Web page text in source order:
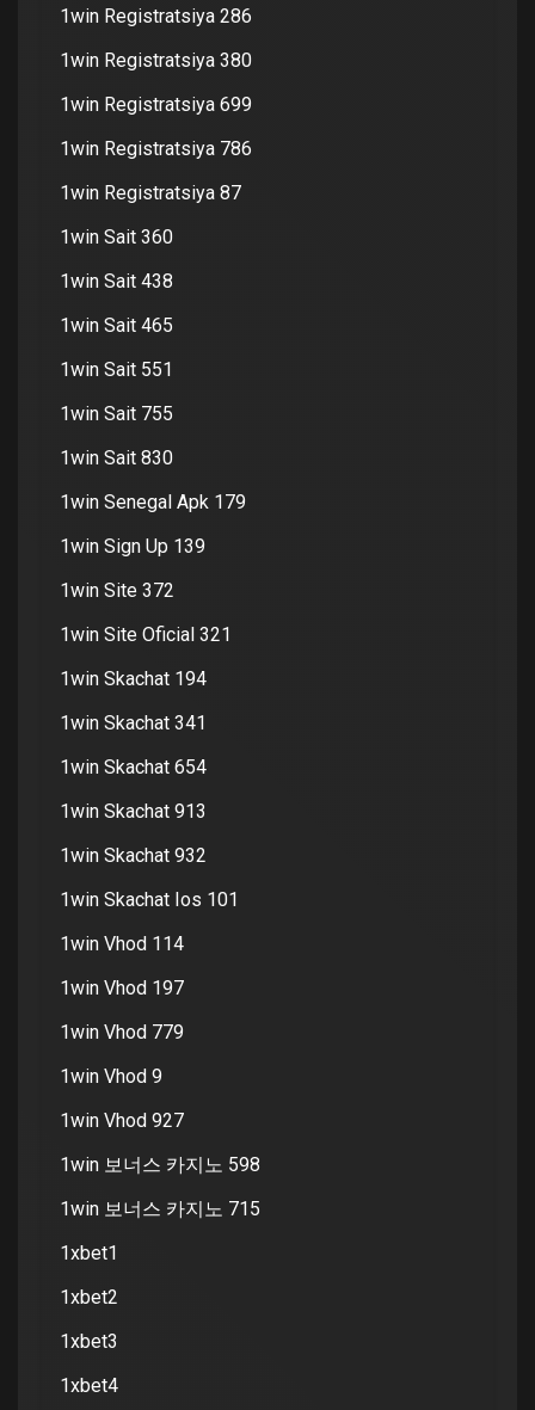
1win Registratsiya 286
1win Registratsiya 380
1win Registratsiya 699
1win Registratsiya 786
1win Registratsiya 87
1win Sait 360
1win Sait 438
1win Sait 465
1win Sait 551
1win Sait 755
1win Sait 830
1win Senegal Apk 179
1win Sign Up 139
1win Site 372
1win Site Oficial 321
1win Skachat 194
1win Skachat 341
1win Skachat 654
1win Skachat 913
1win Skachat 932
1win Skachat Ios 101
1win Vhod 114
1win Vhod 197
1win Vhod 779
1win Vhod 9
1win Vhod 927
1win 보너스 카지노 598
1win 보너스 카지노 715
1xbet1
1xbet2
1xbet3
1xbet4